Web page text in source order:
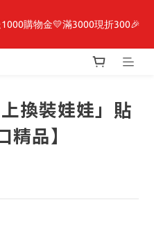
視角」 周邊商品
購物金💛滿3000現折300🎉
呢，偵探大人、約會大作戰、
者視角」 周邊商品
換裝娃娃」貼
品】